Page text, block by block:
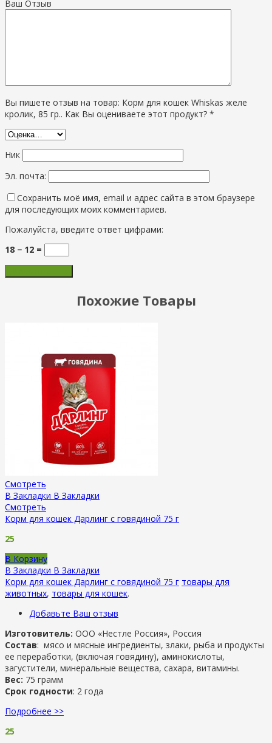
Ваш Отзыв
Вы пишете отзыв на товар: Корм для кошек Whiskas желе
кролик, 85 гр.. Как Вы оцениваете этот продукт? *
Ник
Эл. почта:
Сохранить моё имя, email и адрес сайта в этом браузере
для последующих моих комментариев.
Пожалуйста, введите ответ цифрами:
18 − 12 =
Похожие Товары
Смотреть
В Закладки В Закладки
Смотреть
Корм для кошек Дарлинг с говядиной 75 г
25
В Корзину
В Закладки В Закладки
Корм для кошек Дарлинг с говядиной 75 г товары для
животных, товары для кошек.
Добавьте Ваш отзыв
Изготовитель: ООО «Нестле Россия», Россия
Состав: мясо и мясные ингредиенты, злаки, рыба и продукты
ее переработки, (включая говядину), аминокислоты,
загустители, минеральные вещества, сахара, витамины.
Вес: 75 грамм
Срок годности: 2 года
Подробнее >>
25